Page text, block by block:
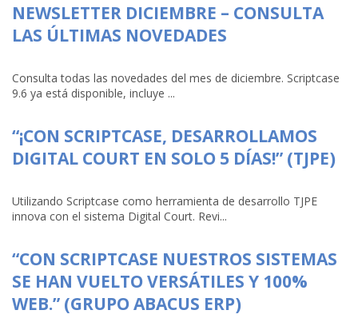
NEWSLETTER DICIEMBRE – CONSULTA
LAS ÚLTIMAS NOVEDADES
Consulta todas las novedades del mes de diciembre. Scriptcase
9.6 ya está disponible, incluye ...
“¡CON SCRIPTCASE, DESARROLLAMOS
DIGITAL COURT EN SOLO 5 DÍAS!” (TJPE)
Utilizando Scriptcase como herramienta de desarrollo TJPE
innova con el sistema Digital Court. Revi...
“CON SCRIPTCASE NUESTROS SISTEMAS
SE HAN VUELTO VERSÁTILES Y 100%
WEB.” (GRUPO ABACUS ERP)